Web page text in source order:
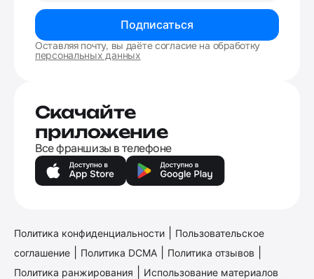
Подписаться
Оставляя почту, вы даёте согласие на обработку
персональных данных
Скачайте
приложение
Все франшизы в телефоне
Политика конфиденциальности
Пользовательское
соглашение
Политика DCMA Политика отзывов
Политика ранжирования
Использование материалов